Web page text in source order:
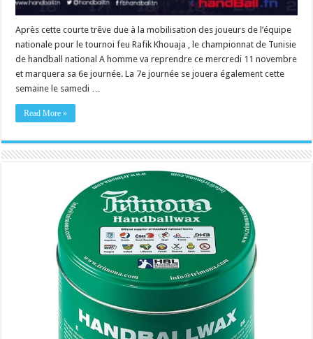
Après cette courte trêve due à la mobilisation des joueurs de l’équipe
nationale pour le tournoi feu Rafik Khouaja , le championnat de Tunisie
de handball national A homme va reprendre ce mercredi 11 novembre
et marquera sa 6e journée. La 7e journée se jouera également cette
semaine le samedi …
Read More »